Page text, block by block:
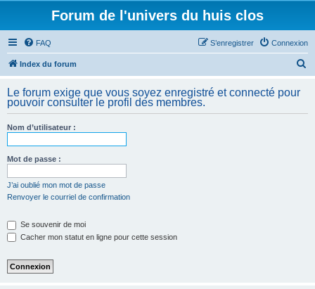
Forum de l'univers du huis clos
FAQ Connexion
S’enregistrer
Index du forum
h
Le forum exige que vous soyez enregistré et connecté pour
pouvoir consulter le profil des membres.
Nom d’utilisateur :
Mot de passe :
J’ai oublié mon mot de passe
Renvoyer le courriel de confirmation
Se souvenir de moi
Cacher mon statut en ligne pour cette session